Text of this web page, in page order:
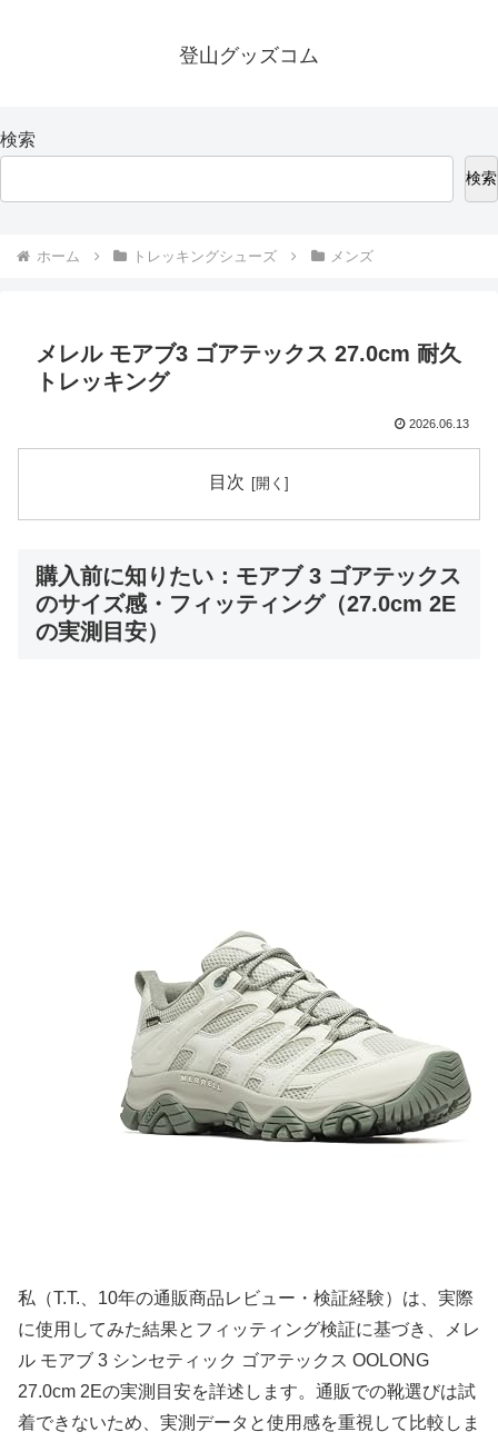
登山グッズコム
検索
検索
ホーム トレッキングシューズ メンズ
メレル モアブ3 ゴアテックス 27.0cm 耐久
トレッキング
2026.06.13
目次
購入前に知りたい：モアブ 3 ゴアテックス
のサイズ感・フィッティング（27.0cm 2E
の実測目安）
私（T.T.、10年の通販商品レビュー・検証経験）は、実際
に使用してみた結果とフィッティング検証に基づき、メレ
ル モアブ 3 シンセティック ゴアテックス OOLONG
27.0cm 2Eの実測目安を詳述します。通販での靴選びは試
着できないため、実測データと使用感を重視して比較しま